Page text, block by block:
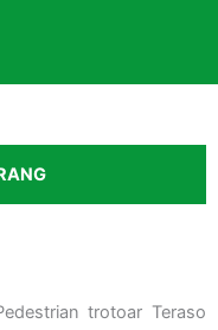
trotoar Teraso